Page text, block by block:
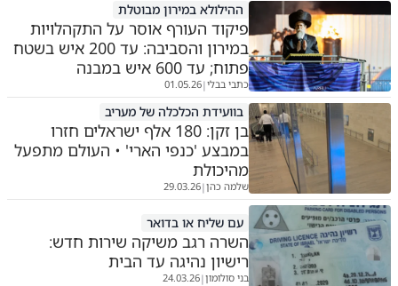
ההילולא במירון מבוטלת
פיקוד העורף אוסר על התקהלויות
במירון והסביבה: עד 200 איש בשטח
פתוח; עד 600 איש במבנה
כתבי בבלי|
01.05.26
בוועידת הכלכלה של מעריב
בן זקן: 180 אלף ישראלים חזרו
במבצע 'כנפי הארי' • העולם מתפעל
מהיכולת
שלמה כהן|
29.03.26
עם שליח או בדואר
השרה רגב משיקה שירות חדש:
רישיון נהיגה עד הבית
בני סולומון|
24.03.26